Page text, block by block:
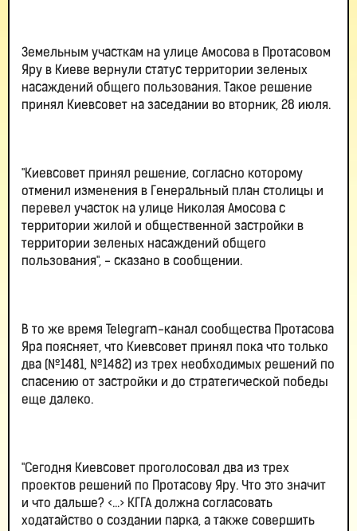
Земельным участкам на улице Амосова в Протасовом
Яру в Киеве вернули статус территории зеленых
насаждений общего пользования. Такое решение
принял Киевсовет на заседании во вторник, 28 июля.
"Киевсовет принял решение, согласно которому
отменил изменения в Генеральный план столицы и
перевел участок на улице Николая Амосова с
территории жилой и общественной застройки в
территории зеленых насаждений общего
пользования", - сказано в сообщении.
В то же время Telegram-канал сообщества Протасова
Яра поясняет, что Киевсовет принял пока что только
два (№1481, №1482) из трех необходимых решений по
спасению от застройки и до стратегической победы
еще далеко.
"Сегодня Киевсовет проголосовал два из трех
проектов решений по Протасову Яру. Что это значит
и что дальше? <...> КГГА должна согласовать
ходатайство о создании парка, а также совершить